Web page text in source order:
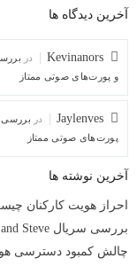
آخرین دیدگاه ها
Kevinanors در
و پورت‌های صوتی ممتاز
Jaylenves در
پورت‌های صوتی ممتاز
آخرین نوشته ها
احراز هویت کارکنان
بررسی سریال Alice and Steve در Hulu با بازی نیکولا واکر
چالش کمبود دسترسی